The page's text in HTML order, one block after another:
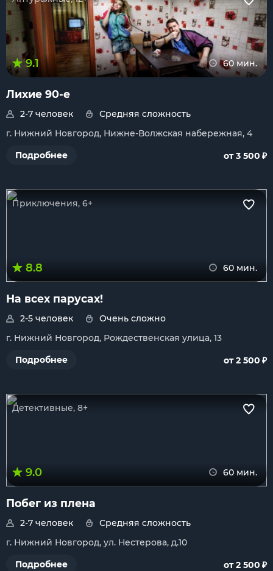
9.1 60 мин.
Лихие 90-е
2-7 человек
Средняя сложность
г. Нижний Новгород, Нижне-Волжская набережная, 4
Подробнее
от 3 500 ₽
Приключения, 6+
8.8 60 мин.
На всех парусах!
2-5 человек
Очень сложно
г. Нижний Новгород, Рождественская улица, 13
Подробнее
от 2 500 ₽
Детективные, 8+
9.0 60 мин.
Побег из плена
2-7 человек
Средняя сложность
г. Нижний Новгород, ул. Нестерова, д.10
Подробнее
от 2 500 ₽